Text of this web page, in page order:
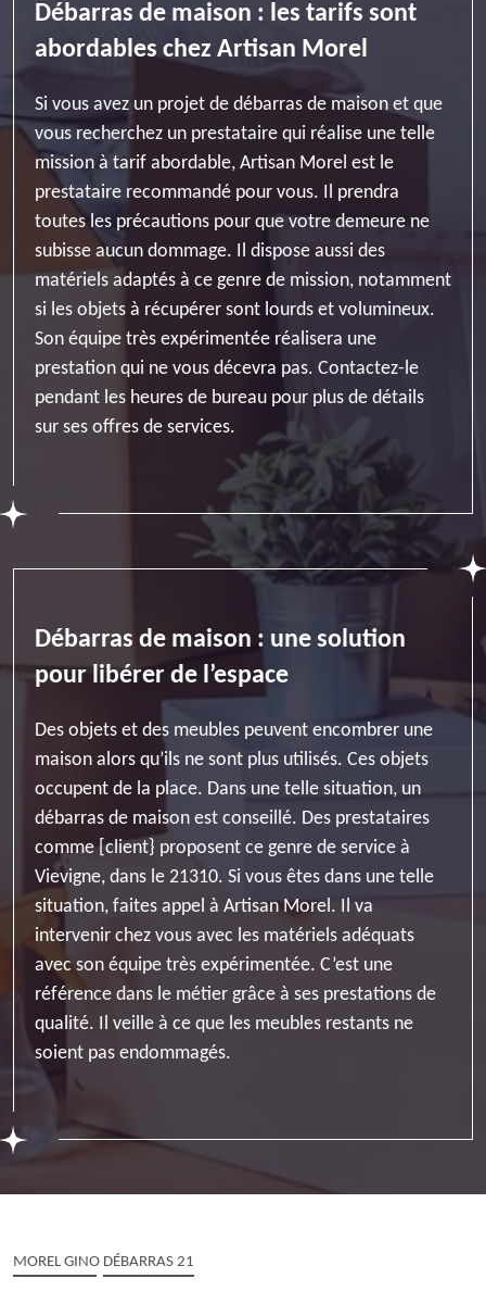
Débarras de maison : les tarifs sont
abordables chez Artisan Morel
Si vous avez un projet de débarras de maison et que
vous recherchez un prestataire qui réalise une telle
mission à tarif abordable, Artisan Morel est le
prestataire recommandé pour vous. Il prendra
toutes les précautions pour que votre demeure ne
subisse aucun dommage. Il dispose aussi des
matériels adaptés à ce genre de mission, notamment
si les objets à récupérer sont lourds et volumineux.
Son équipe très expérimentée réalisera une
prestation qui ne vous décevra pas. Contactez-le
pendant les heures de bureau pour plus de détails
sur ses offres de services.
Débarras de maison : une solution
pour libérer de l’espace
Des objets et des meubles peuvent encombrer une
maison alors qu’ils ne sont plus utilisés. Ces objets
occupent de la place. Dans une telle situation, un
débarras de maison est conseillé. Des prestataires
comme [client} proposent ce genre de service à
Vievigne, dans le 21310. Si vous êtes dans une telle
situation, faites appel à Artisan Morel. Il va
intervenir chez vous avec les matériels adéquats
avec son équipe très expérimentée. C’est une
référence dans le métier grâce à ses prestations de
qualité. Il veille à ce que les meubles restants ne
soient pas endommagés.
MOREL GINO DÉBARRAS 21